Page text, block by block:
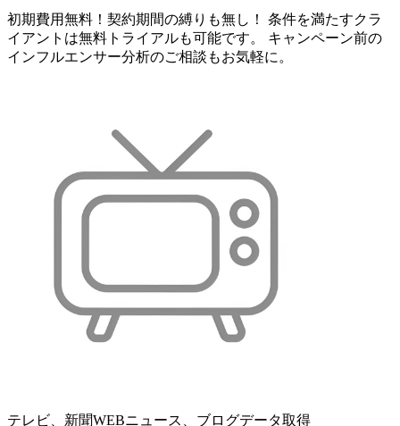
初期費用無料！契約期間の縛りも無し！ 条件を満たすクラ
イアントは無料トライアルも可能です。 キャンペーン前の
インフルエンサー分析のご相談もお気軽に。
テレビ、新聞WEBニュース、ブログデータ取得